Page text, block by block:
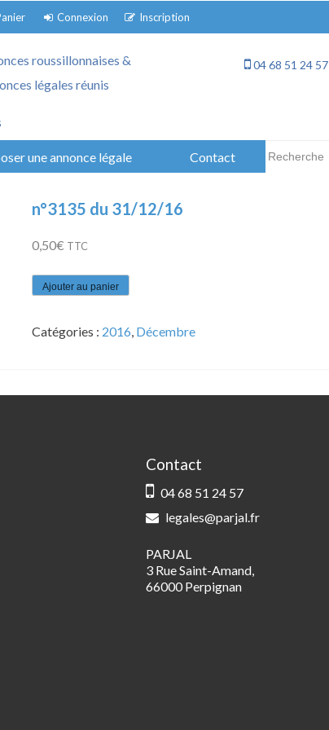
Connexion Inscription
roussillonnaises &
légales réunis
04 68 51 24 57
une annonce légale Contact
n°3135 du 31/12/16
0,50€ TTC
quantité
de
du
Ajouter au panier
Catégories : 2016, Décembre
Contact
04 68 51 24 57
legales@parjal.fr
PARJAL
3 Rue Saint-Amand,
66000 Perpignan